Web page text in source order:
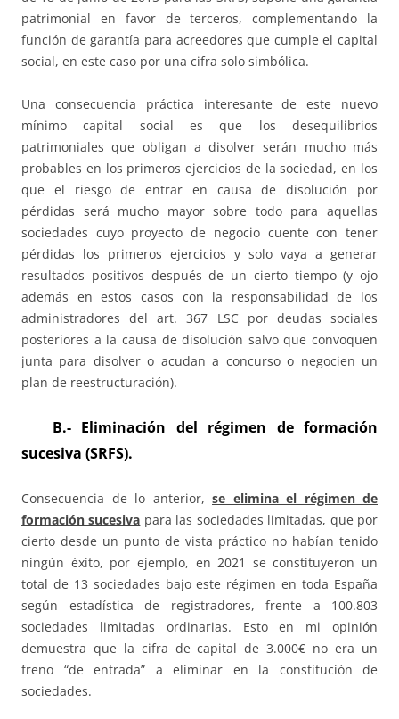
patrimonial en favor de terceros, complementando la
función de garantía para acreedores que cumple el capital
social, en este caso por una cifra solo simbólica.
Una consecuencia práctica interesante de este nuevo
mínimo capital social es que los desequilibrios
patrimoniales que obligan a disolver serán mucho más
probables en los primeros ejercicios de la sociedad, en los
que el riesgo de entrar en causa de disolución por
pérdidas será mucho mayor sobre todo para aquellas
sociedades cuyo proyecto de negocio cuente con tener
pérdidas los primeros ejercicios y solo vaya a generar
resultados positivos después de un cierto tiempo (y ojo
además en estos casos con la responsabilidad de los
administradores del art. 367 LSC por deudas sociales
posteriores a la causa de disolución salvo que convoquen
junta para disolver o acudan a concurso o negocien un
plan de reestructuración).
B.- Eliminación del régimen de formación
sucesiva (SRFS).
Consecuencia de lo anterior, se elimina el régimen de
formación sucesiva para las sociedades limitadas, que por
cierto desde un punto de vista práctico no habían tenido
ningún éxito, por ejemplo, en 2021 se constituyeron un
total de 13 sociedades bajo este régimen en toda España
según estadística de registradores, frente a 100.803
sociedades limitadas ordinarias. Esto en mi opinión
demuestra que la cifra de capital de 3.000€ no era un
freno “de entrada” a eliminar en la constitución de
sociedades.